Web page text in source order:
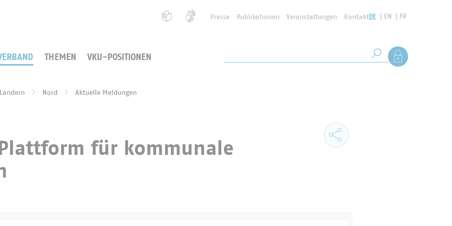
Presse Publikationen Veranstaltungen KontaktDE EN FR
THEMEN VKU-POSITIONEN Suche starten
Als Mitglied
Nord Aktuelle Meldungen
für kommunale